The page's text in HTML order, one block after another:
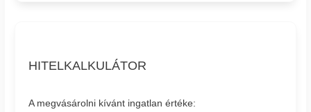
HITELKALKULÁTOR
A megvásárolni kívánt ingatlan értéke: